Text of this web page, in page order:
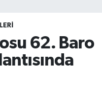
62. Baro